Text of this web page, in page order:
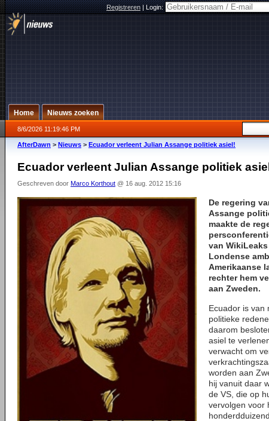
Registreren|Login:
Home Nieuws zoeken
8/6/2026 11:19:46 PM
AfterDawn > Nieuws > Ecuador verleent Julian Assange politiek asiel!
Ecuador verleent Julian Assange politiek
Geschreven door Marco Korthout @ 16 aug. 2012 15:16
De regering
Assange
maakte de
van
Londense
Amerikaanse
rechter hem
aan Zweden.
Ecuador is van
politieke
daarom
asiel te
verwacht om
worden aan
hij vanuit daar
de VS, die op
vervolgen voor